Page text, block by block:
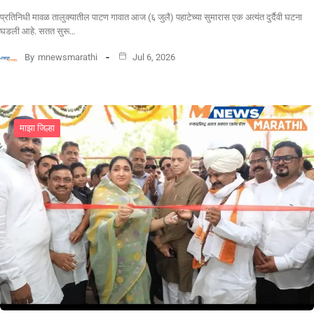
​प्रतिनिधी मावळ तालुक्यातील पाटण गावात आज (६ जुलै) पहाटेच्या सुमारास एक अत्यंत दुर्दैवी घटना
घडली आहे. सतत सुरू…
By mnewsmarathi Jul 6, 2026
माझा जिल्हा